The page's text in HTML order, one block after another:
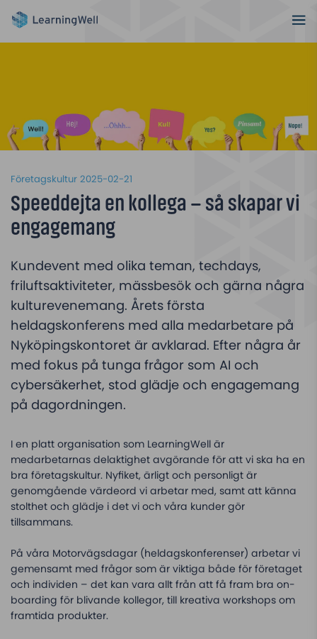
Företagskultur 2025-02-21
Speeddejta en kollega – så skapar vi
engagemang
Kundevent med olika teman, techdays,
friluftsaktiviteter, mässbesök och gärna några
kulturevenemang. Årets första
heldagskonferens med alla medarbetare på
Nyköpingskontoret är avklarad. Efter några år
med fokus på tunga frågor som AI och
cybersäkerhet, stod glädje och engagemang
på dagordningen.
I en platt organisation som LearningWell är
medarbetarnas delaktighet avgörande för att vi ska ha en
bra företagskultur. Nyfiket, ärligt och personligt är
genomgående värdeord vi arbetar med, samt att känna
stolthet och glädje i det vi och våra kunder gör
tillsammans.
På våra Motorvägsdagar (heldagskonferenser) arbetar vi
gemensamt med frågor som är viktiga både för företaget
och individen – det kan vara allt från att få fram bra on-
boarding för blivande kollegor, till kreativa workshops om
framtida produkter.